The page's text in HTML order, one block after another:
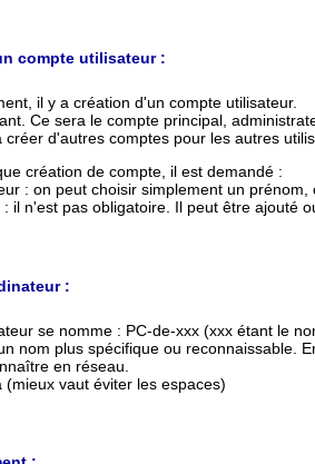
compte utilisateur :
il y a création d'un compte utilisateur.
Ce sera le compte principal,
créer d'autres comptes pour les autres
création de compte, il est demandé :
: on peut choisir simplement un
il n'est pas obligatoire. Il peut être ajouté
:
se nomme : PC-de-xxx (xxx étant le
nom plus spécifique ou reconnaissable.
en réseau.
(mieux vaut éviter les espaces)